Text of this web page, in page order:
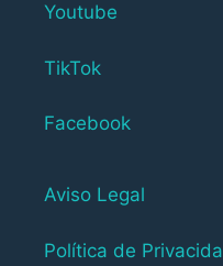
Youtube
TikTok
Facebook
Aviso Legal
Política de